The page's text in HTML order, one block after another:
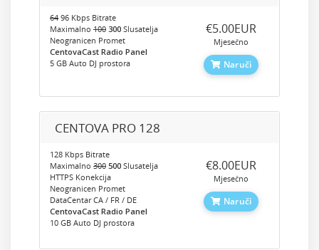
64 96 Kbps Bitrate
Maximalno 100 300 Slusatelja
Neogranicen Promet
CentovaCast Radio Panel
5 GB Auto DJ prostora
‎€5.00EUR
Mjesečno
Naruči
CENTOVA PRO 128
128 Kbps Bitrate
Maximalno 300 500 Slusatelja
HTTPS Konekcija
Neogranicen Promet
DataCentar CA / FR / DE
CentovaCast Radio Panel
10 GB Auto DJ prostora
‎€8.00EUR
Mjesečno
Naruči